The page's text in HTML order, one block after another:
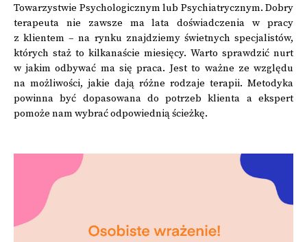
Towarzystwie Psychologicznym lub Psychiatrycznym. Dobry
terapeuta nie zawsze ma lata doświadczenia w pracy
z klientem – na rynku znajdziemy świetnych specjalistów,
których staż to kilkanaście miesięcy. Warto sprawdzić nurt
w jakim odbywać ma się praca. Jest to ważne ze względu
na możliwości, jakie dają różne rodzaje terapii. Metodyka
powinna być dopasowana do potrzeb klienta a ekspert
pomoże nam wybrać odpowiednią ścieżkę.